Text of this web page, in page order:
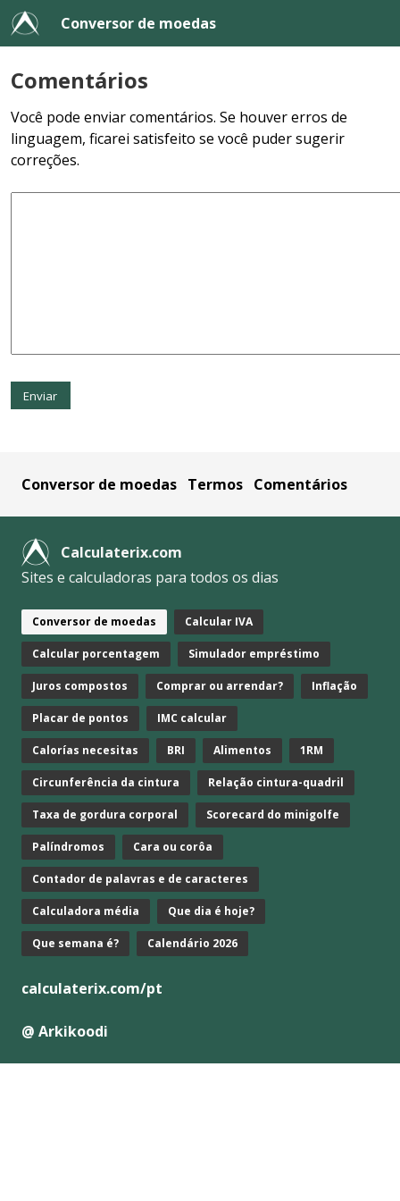
Conversor de moedas
Comentários
Você pode enviar comentários. Se houver erros de
linguagem, ficarei satisfeito se você puder sugerir
correções.
Conversor de moedas Termos Comentários
Calculaterix.com
Sites e calculadoras para todos os dias
Conversor de moedas Calcular IVA
Calcular porcentagem Simulador empréstimo
Juros compostos Comprar ou arrendar? Inflação
Placar de pontos IMC calcular
Calorías necesitas BRI Alimentos 1RM
Circunferência da cintura Relação cintura-quadril
Taxa de gordura corporal Scorecard do minigolfe
Palíndromos Cara ou corôa
Contador de palavras e de caracteres
Calculadora média Que dia é hoje?
Que semana é? Calendário 2026
calculaterix.com/pt
@ Arkikoodi